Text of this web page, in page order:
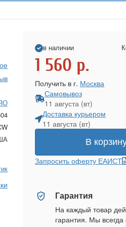
в наличии
1 560 р.
Получить в г. Москва
Самовывоз
11 августа (вт)
Доставка курьером
11 августа (вт)
В
Запросить оферту ЕАИСТ
Гарантия
На каждый товар
гарантия. Мы